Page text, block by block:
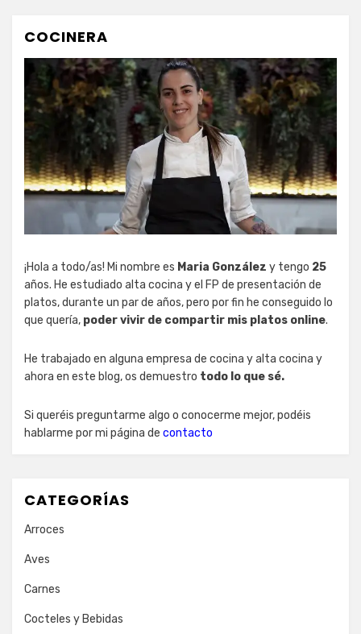
COCINERA
¡Hola a todo/as! Mi nombre es Maria González y tengo 25
años. He estudiado alta cocina y el FP de presentación de
platos, durante un par de años, pero por fin he conseguido lo
que quería, poder vivir de compartir mis platos online.
He trabajado en alguna empresa de cocina y alta cocina y
ahora en este blog, os demuestro todo lo que sé.
Si queréis preguntarme algo o conocerme mejor, podéis
hablarme por mi página de contacto
CATEGORÍAS
Arroces
Aves
Carnes
Cocteles y Bebidas